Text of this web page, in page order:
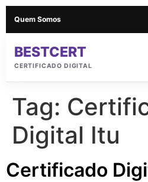
Quem Somos
BESTCERT
CERTIFICADO DIGITAL
Tag:
Digital Itu
Certificado